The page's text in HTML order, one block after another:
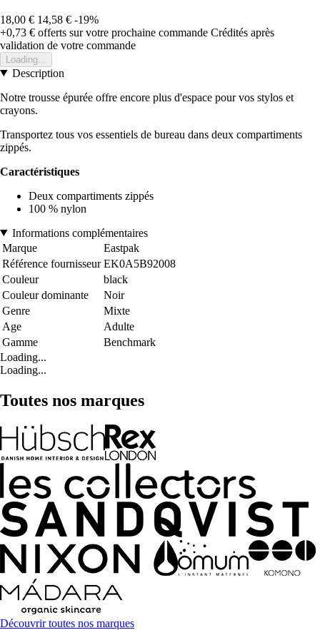
18,00 € 14,58 € -19%
+0,73 € offerts sur votre prochaine commande Crédités après
validation de votre commande
Loading...
Description
Notre trousse épurée offre encore plus d'espace pour vos stylos et
crayons.
Transportez tous vos essentiels de bureau dans deux compartiments
zippés.
Caractéristiques
Deux compartiments zippés
100 % nylon
Informations complémentaires
Marque
Eastpak
Référence fournisseur EK0A5B92008
Couleur
black
Couleur dominante
Noir
Genre
Mixte
Age
Adulte
Gamme
Benchmark
Loading...
Loading...
Toutes nos marques
Découvrir toutes nos marques